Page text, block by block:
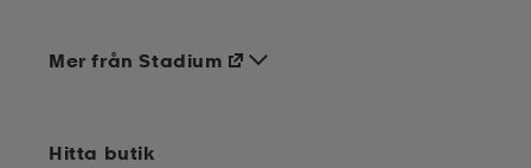
Mer från Stadium
Hitta butik